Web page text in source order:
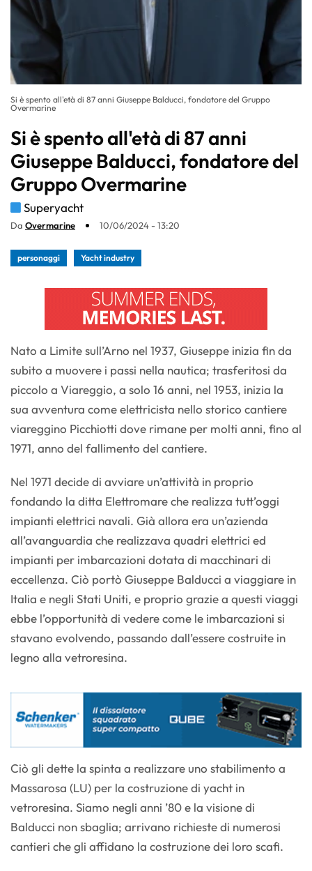
Si è spento all'età di 87 anni Giuseppe Balducci, fondatore del Gruppo
Overmarine
Si è spento all'età di 87 anni
Giuseppe Balducci, fondatore del
Gruppo Overmarine
Superyacht
Da Overmarine 10/06/2024 - 13:20
personaggi Yacht industry
Nato a Limite sull’Arno nel 1937, Giuseppe inizia fin da
subito a muovere i passi nella nautica; trasferitosi da
piccolo a Viareggio, a solo 16 anni, nel 1953, inizia la
sua avventura come elettricista nello storico cantiere
viareggino Picchiotti dove rimane per molti anni, fino al
1971, anno del fallimento del cantiere.
Nel 1971 decide di avviare un’attività in proprio
fondando la ditta Elettromare che realizza tutt’oggi
impianti elettrici navali. Già allora era un’azienda
all’avanguardia che realizzava quadri elettrici ed
impianti per imbarcazioni dotata di macchinari di
eccellenza. Ciò portò Giuseppe Balducci a viaggiare in
Italia e negli Stati Uniti, e proprio grazie a questi viaggi
ebbe l’opportunità di vedere come le imbarcazioni si
stavano evolvendo, passando dall’essere costruite in
legno alla vetroresina.
Ciò gli dette la spinta a realizzare uno stabilimento a
Massarosa (LU) per la costruzione di yacht in
vetroresina. Siamo negli anni ’80 e la visione di
Balducci non sbaglia; arrivano richieste di numerosi
cantieri che gli affidano la costruzione dei loro scafi.